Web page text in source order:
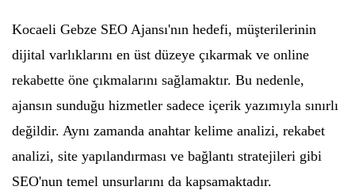
Kocaeli Gebze SEO Ajansı'nın hedefi, müşterilerinin
dijital varlıklarını en üst düzeye çıkarmak ve online
rekabette öne çıkmalarını sağlamaktır. Bu nedenle,
ajansın sunduğu hizmetler sadece içerik yazımıyla sınırlı
değildir. Aynı zamanda anahtar kelime analizi, rekabet
analizi, site yapılandırması ve bağlantı stratejileri gibi
SEO'nun temel unsurlarını da kapsamaktadır.